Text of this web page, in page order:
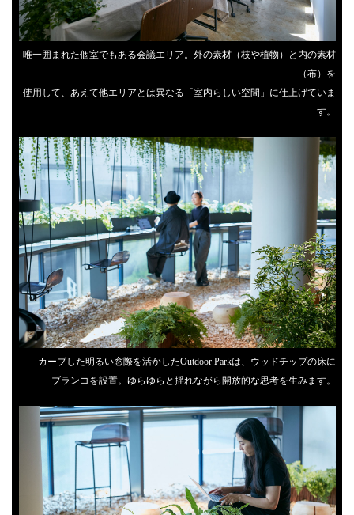
唯一囲まれた個室でもある会議エリア。外の素材（枝や植物）と内の素材
（布）を
使用して、あえて他エリアとは異なる「室内らしい空間」に仕上げていま
す。
カーブした明るい窓際を活かしたOutdoor Parkは、ウッドチップの床に
ブランコを設置。ゆらゆらと揺れながら開放的な思考を生みます。